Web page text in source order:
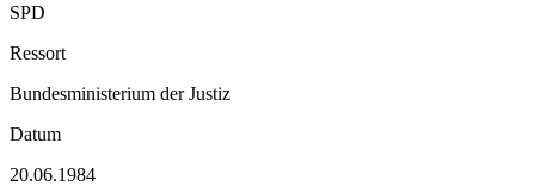
SPD
Ressort
Bundesministerium der Justiz
Datum
20.06.1984